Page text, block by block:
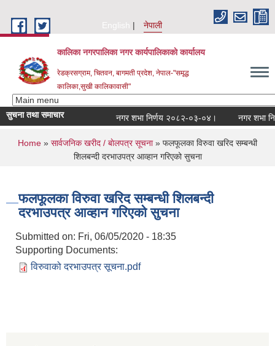
English
नेपाली
कालिका नगरपालिका नगर कार्यपालिकाकाे कार्यालय
रेडक्रसग्राम, चितवन, बागमती प्रदेश, नेपाल-"समृद्ध
कालिका,सुखी कालिकावासी"
सुचना तथा समाचार नगर शभा निर्णय २०८२-०३-०४। नगर शभा
You are here
Home » सार्वजनिक खरीद / बाेलपत्र सूचना» फलफूलका विरुवा खरिद सम्बन्धी
शिलबन्दी दरभाउपत्र आव्हान गरिएको सुचना
फलफूलका विरुवा खरिद सम्बन्धी शिलबन्दी
दरभाउपत्र आव्हान गरिएको सुचना
Submitted on: Fri, 06/05/2020 - 18:35
Supporting Documents:
विरुवाको दरभाउपत्र सूचना.pdf